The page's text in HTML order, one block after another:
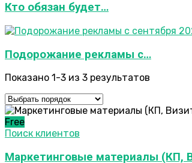
Кто обязан будет…
Подорожание рекламы с…
Показано 1-3 из 3 результатов
Free
Поиск клиентов
Маркетинговые материалы (КП,